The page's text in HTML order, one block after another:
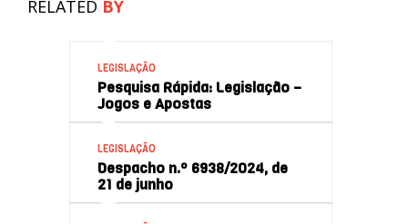
RELATED BY
LEGISLAÇÃO
Pesquisa Rápida: Legislação –
Jogos e Apostas
LEGISLAÇÃO
Despacho n.º 6938/2024, de
21 de junho